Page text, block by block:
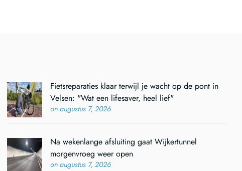
Fietsreparaties klaar terwijl je wacht op de pont in
Velsen: "Wat een lifesaver, heel lief"
on augustus 7, 2026
Na wekenlange afsluiting gaat Wijkertunnel
morgenvroeg weer open
on augustus 7, 2026